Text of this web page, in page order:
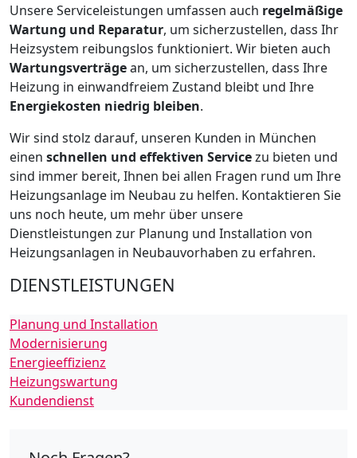
Unsere Serviceleistungen umfassen auch regelmäßige
Wartung und Reparatur, um sicherzustellen, dass Ihr
Heizsystem reibungslos funktioniert. Wir bieten auch
Wartungsverträgean, um sicherzustellen, dass Ihre
Heizung in einwandfreiem Zustand bleibt und Ihre
Energiekosten niedrig bleiben.
Wir sind stolz darauf, unseren Kunden in München
einen schnellen und effektiven Servicezu bieten und
sind immer bereit, Ihnen bei allen Fragen rund um Ihre
Heizungsanlage im Neubau zu helfen. Kontaktieren Sie
uns noch heute, um mehr über unsere
Dienstleistungen zur Planung und Installation von
Heizungsanlagen in Neubauvorhaben zu erfahren.
DIENSTLEISTUNGEN
Planung und Installation
Modernisierung
Energieeffizienz
Heizungswartung
Kundendienst